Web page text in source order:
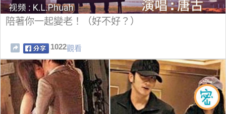
陪著你一起變老！（好不好？）
1022觀看